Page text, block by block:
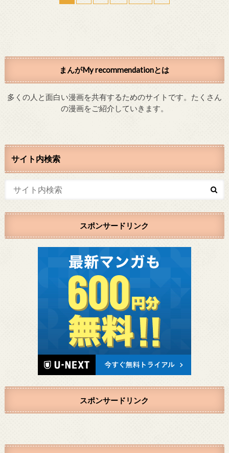
まんがMy recommendationとは
多くの人と面白い漫画を共有するためのサイトです。たくさん
の漫画をご紹介していきます。
サイト内検索
スポンサードリンク
スポンサードリンク